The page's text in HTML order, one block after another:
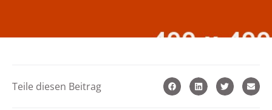
Teile diesen Beitrag